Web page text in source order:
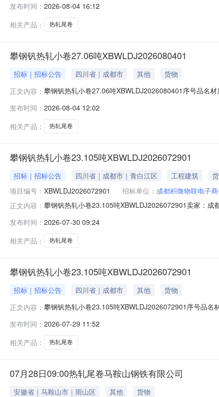
钢钒1/1.545破边(因非计划产品的特殊性，可能存在与描
发布时间： 2026-08-04 16:12
相关产品：
热轧尾卷
攀钢钒热轧小卷27.06吨XBWLDJ2026080401
招标｜招标公告 四川省｜成都市 其他
货物
正文内容： 攀钢钒热轧小卷27.06吨XBWLDJ2026080401序号品名
轧尾卷（小卷）SPHC(X)1.4*1038*C攀钢钒1/1.77破边(
发布时间： 2026-08-04 12:02
相关产品：
热轧尾卷
攀钢钒热轧小卷23.105吨XBWLDJ2026072901
招标｜招标公告 四川省｜成都市｜青白江区 工程建筑
项目编号： XBWLDJ2026072901 招标单位： 成都积微物联电子
正文内容： 攀钢钒热轧小卷23.105吨XBWLDJ2026072901卖家：
1/2.22折边(因非计划产品的特殊性，可能存在与描述不
发布时间： 2026-07-30 09:24
相关产品：
热轧尾卷
攀钢钒热轧小卷23.105吨XBWLDJ2026072901
招标｜招标公告 四川省｜成都市 其他
货物
正文内容： 攀钢钒热轧小卷23.105吨XBWLDJ2026072901序号品
卷）PWB1.8*1250*C攀钢钒1/2.215折边(因非计划产品
发布时间： 2026-07-29 11:52
相关产品：
热轧尾卷
07月28日09:00热轧尾卷马鞍山钢铁有限公司
安徽省｜马鞍山市｜雨山区 其他
货物